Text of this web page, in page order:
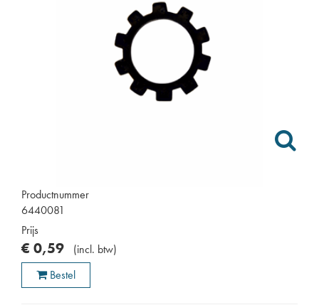
Productnummer
6440081
Prijs
€ 0,59 (incl. btw)
Bestel